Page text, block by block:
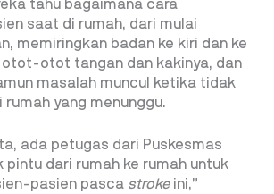
tahu bagaimana cara
saat di rumah, dari mulai
memiringkan badan ke kiri dan ke
otot-otot tangan dan kakinya, dan
masalah muncul ketika tidak
rumah yang menunggu.
ada petugas dari Puskesmas
pintu dari rumah ke rumah untuk
pasien pasca strokeini,”